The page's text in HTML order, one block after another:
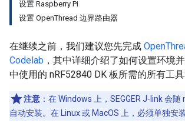
设置 Raspberry Pi
设置 OpenThread 边界路由器
在继续之前，我们建议您先完成
Codelab ，其中详细介绍了如何设置环境
中使用的 nRF52840 DK 板所需的所有工具
注意 ：在 Windows 上，SEGGER J-link 会
自动安装。在 Linux 或 MacOS 上，必须单独安装